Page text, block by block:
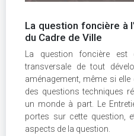
La question foncière à
du Cadre de Ville
La question foncière
transversale de tout
aménagement, même si
des questions techniques
un monde à part. Le
portes sur cette question,
aspects de la question.